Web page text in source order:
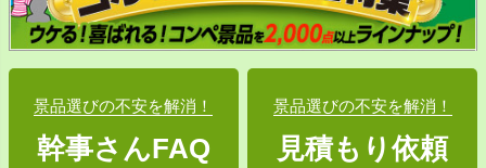
景品選びの不安を解消！
幹事さんFAQ
景品選びの不安を解消！
見積もり依頼